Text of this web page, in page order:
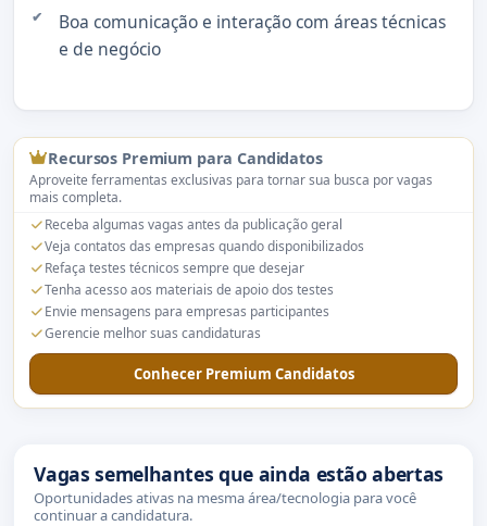
Boa comunicação e interação com áreas técnicas
e de negócio
Recursos Premium para Candidatos
Aproveite ferramentas exclusivas para tornar sua busca por vagas
mais completa.
Receba algumas vagas antes da publicação geral
Veja contatos das empresas quando disponibilizados
Refaça testes técnicos sempre que desejar
Tenha acesso aos materiais de apoio dos testes
Envie mensagens para empresas participantes
Gerencie melhor suas candidaturas
Conhecer Premium Candidatos
Vagas semelhantes que ainda estão abertas
Oportunidades ativas na mesma área/tecnologia para você
continuar a candidatura.